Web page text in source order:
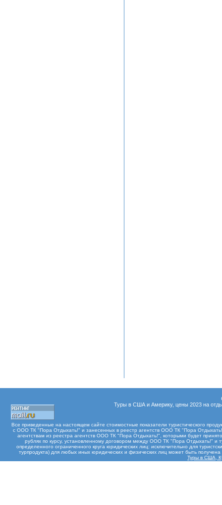
Туры в США и Америку, цены 2023 на
Все приведенные на настоящем сайте стоимостные показатели туристического
с ООО ТК "Пора Отдыхать!" и занесенных в реестр агентств ООО ТК "Пора
агентствам из реестра агентств ООО ТК "Пора Отдыхать!", которыми будет
рублях по курсу, установленному договором между ООО ТК "Пора Отдыхать!" и
определенного ограниченного круга юридических лиц: исключительно для
турпродукта) для любых иных юридических и физических лиц может быть
Туры в США,